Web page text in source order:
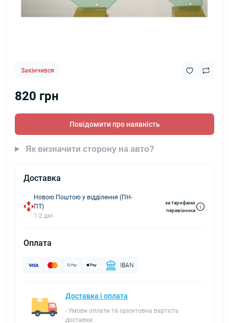
Закінчився
820 грн
Повідомити про наявність
Як визначити сторону на авто?
Доставка
Новою Поштою у відділення (ПН-
ПТ)
1-2 дні
за тарифами
перевізника
Оплата
IBAN
Доставка і оплата
- Умови оплати та орієнтовна вартість
доставки